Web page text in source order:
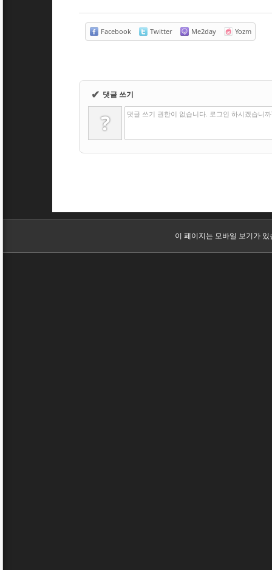
Facebook Twitter Me2day Yozm
✔ 댓글 쓰기
? 댓글 쓰기 권한이 없습니다. 로그인 하시겠습니까
이 페이지는 모바일 보기가